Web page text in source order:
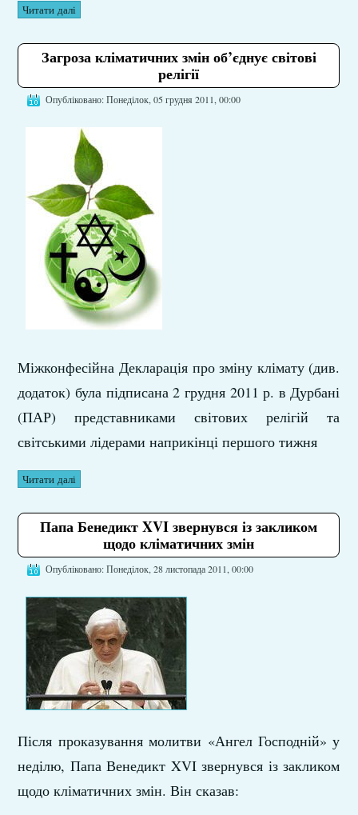
Читати далі
Загроза кліматичних змін об’єднує світові
релігії
Опубліковано: Понеділок, 05 грудня 2011, 00:00
Міжконфесійна Декларація про зміну клімату (див.
додаток) була підписана 2 грудня 2011 р. в Дурбані
(ПАР) представниками світових релігій та
світськими лідерами наприкінці першого тижня
Читати далі
Папа Бенедикт XVI звернувся із закликом
щодо кліматичних змін
Опубліковано: Понеділок, 28 листопада 2011, 00:00
Після проказування молитви «Ангел Господній» у
неділю, Папа Венедикт XVI звернувся із закликом
щодо кліматичних змін. Він сказав: